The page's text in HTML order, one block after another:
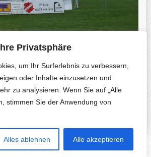
Privatsphäre
um Ihr Surferlebnis zu verbessern,
oder Inhalte einzusetzen und
zu analysieren. Wenn Sie auf „Alle
stimmen Sie der Anwendung von
Alles ablehnen Alle akzeptieren
Photo Next Photo